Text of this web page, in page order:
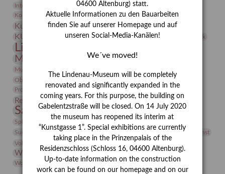
Integriertes Schädlingsmanagement
Italien Jahresempfang
Kolosseum
Kooperationsausstellung Korkmodelle Kunst
Kunstmuseum Kunstvermittlung Kunst von Kühl
KUNSTWAND Kurs Künstler Künstlerin Lehmbruck
Lindenau-Museum
Museumsgeschichte Museumsnacht
Museumspädagogik Natur
Objekt im Fokus
Phelloplastik
Pohlhof
Provenienz
Provenienzforschung
Restaurierung Rudi Lesser Ruth Wolf-Rehfeld
Sammlung Samstagszeichner Skulptur
Sonderausstellung
Sphinx
studio Studio Bildende Kunst
Suermondt-Ludwig-Museum
Vermittlung
Videokunst
Volontariat
Walter Rheiner Werefkin
Werkbetrachtung Winter Wissenschaft
Wolf and Dog
Wolf und Hund
Zirkuswoche
04600 Altenburg) statt.
Aktuelle Informationen zu den Bauarbeiten
finden Sie auf unserer Homepage und auf
unseren Social-Media-Kanälen!
We´ve moved!
The Lindenau-Museum will be completely
renovated and significantly expanded in the
coming years. For this purpose, the building on
Gabelentzstraße will be closed. On 14 July 2020
the museum has reopened its interim at
“Kunstgasse 1”. Special exhibitions are currently
taking place in the Prinzenpalais of the
Residenzschloss (Schloss 16, 04600 Altenburg).
Up-to-date information on the construction
work can be found on our homepage and on our